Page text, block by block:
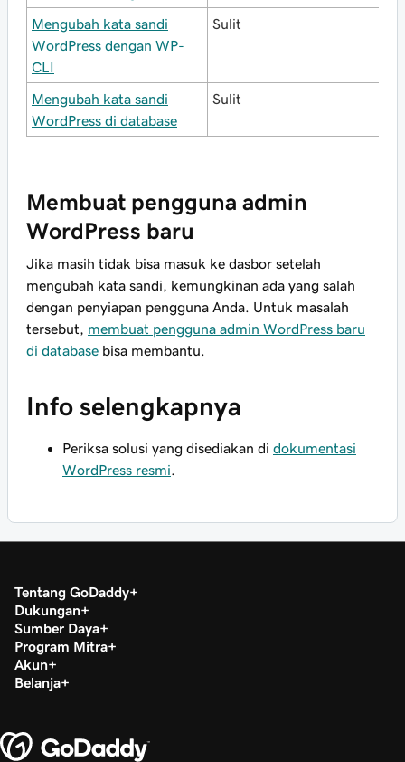
Mengubah kata sandi
WordPress dengan WP-
CLI
Sulit
Mengubah kata sandi
WordPress di database
Sulit
Membuat pengguna admin
WordPress baru
Jika masih tidak bisa masuk ke dasbor setelah
mengubah kata sandi, kemungkinan ada yang salah
dengan penyiapan pengguna Anda. Untuk masalah
tersebut, membuat pengguna admin WordPress baru
di database bisa membantu.
Info selengkapnya
Periksa solusi yang disediakan di dokumentasi
WordPress resmi
Tentang GoDaddy
Dukungan
Sumber Daya
Program Mitra
Akun
Belanja